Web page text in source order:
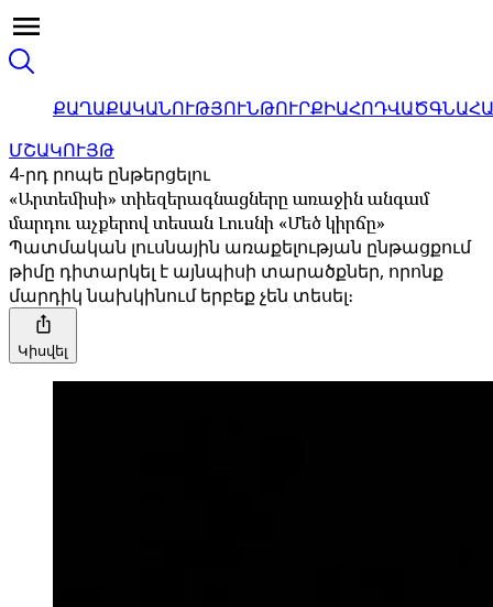
ՔԱՂԱՔԱԿԱՆՈՒԹՅՈՒՆԹՈՒՐՔԻԱՀՈԴՎԱԾ
ՄՇԱԿՈՒՅԹ
4-րդ րոպե ընթերցելու
«Արտեմիսի» տիեզերագնացները առաջին անգամ
մարդու աչքերով տեսան Լուսնի «Մեծ կիրճը»
Պատմական լուսնային առաքելության ընթացքում
թիմը դիտարկել է այնպիսի տարածքներ, որոնք
մարդիկ նախկինում երբեք չեն տեսել։
Կիսվել